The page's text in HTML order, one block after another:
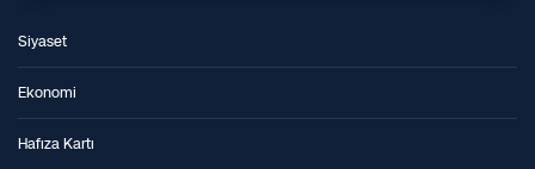
Siyaset
Ekonomi
Hafıza Kartı